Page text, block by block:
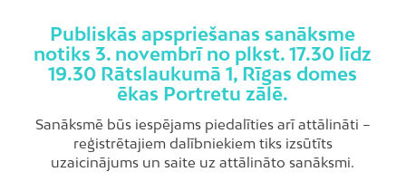
Publiskās apspriešanas sanāksme
notiks 3. novembrī no plkst. 17.30 līdz
19.30 Rātslaukumā 1, Rīgas domes
ēkas Portretu zālē.
Sanāksmē būs iespējams piedalīties arī attālināti –
reģistrētajiem dalībniekiem tiks izsūtīts
uzaicinājums un saite uz attālināto sanāksmi.